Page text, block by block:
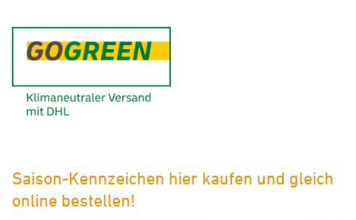
Saison-Kennzeichen hier kaufen und gleich
online bestellen!